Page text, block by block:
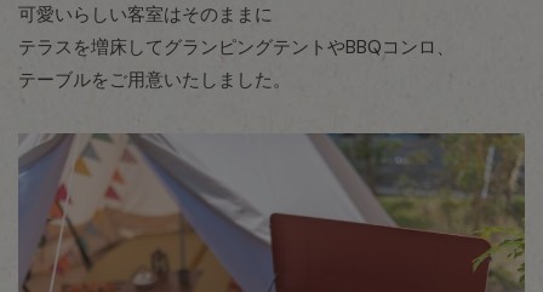
可愛いらしい客室はそのままに
テラスを増床してグランピングテントやBBQコンロ、
テーブルをご用意いたしました。